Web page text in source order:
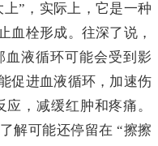
”，实际上，它是一种
血栓形成。往深了说，
液循环可能会受到影
促进血液循环，加速伤
，减缓红肿和疼痛。
解可能还停留在 “擦擦